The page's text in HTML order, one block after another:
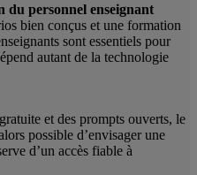
du personnel enseignant
bien conçus et une formation
sont essentiels pour
autant de la technologie
et des prompts ouverts, le
possible d’envisager une
d’un accès fiable à